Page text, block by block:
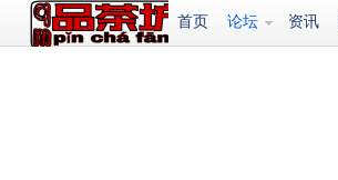
首页 论坛 资讯